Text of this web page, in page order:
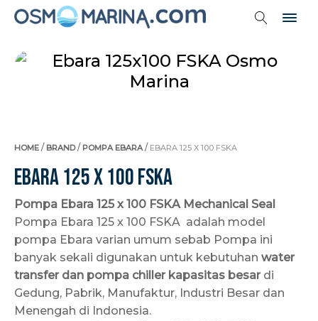
HOME / BRAND/ POMPA EBARA/ EBARA 125 X 100 FSKA
Ebara 125 x 100 FSKA
Pompa Ebara 125 x 100 FSKA Mechanical Seal
Pompa Ebara 125 x 100 FSKA adalah model
pompa Ebara varian umum sebab Pompa ini
banyak sekali digunakan untuk kebutuhan water
transfer dan pompa chiller kapasitas besar di
Gedung, Pabrik, Manufaktur, Industri Besar dan
Menengah di Indonesia.